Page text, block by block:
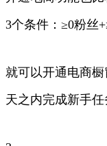
3个条件：≥0粉丝
就可以开通电商
天之内完成新手任